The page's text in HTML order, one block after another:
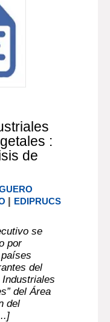
:
de
| EDIPRUCS
se
por
del
del Área
del